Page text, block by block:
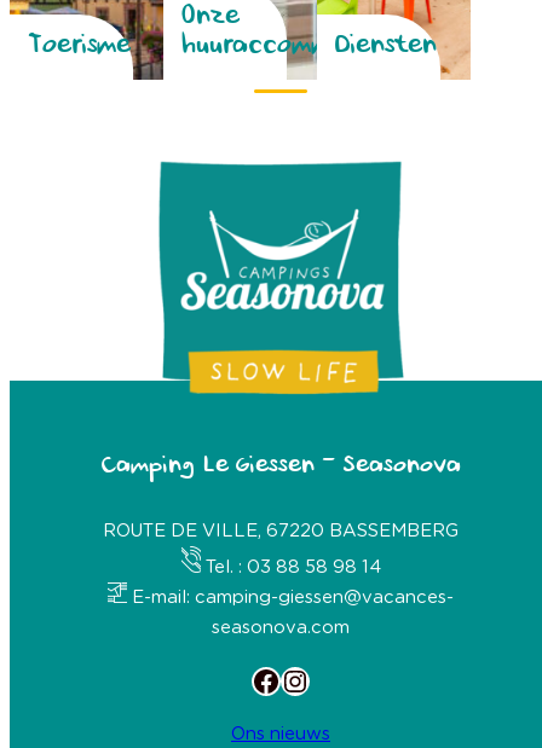
Toerisme
Onze
huuraccommodaties
Diensten
Camping Le Giessen – Seasonova
ROUTE DE VILLE, 67220 BASSEMBERG
Tel. : 03 88 58 98 14
E-mail: camping-giessen@vacances-
seasonova.com
Facebook Instagram
Ons nieuws